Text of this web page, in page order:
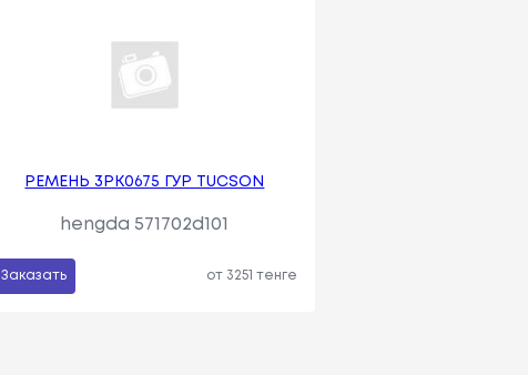
РЕМЕНЬ 3PK0675 ГУР TUCSON
hengda 571702d101
Заказать от 3251 тенге